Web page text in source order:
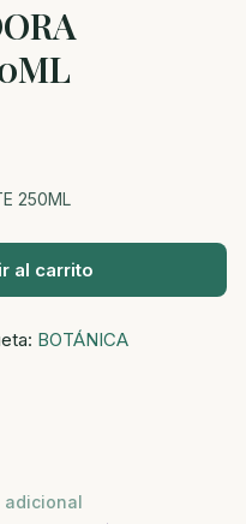
250ML
al carrito
BOTÁNICA
adicional